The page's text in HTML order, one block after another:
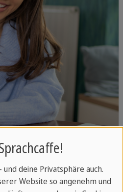
des
des
deine Privatsphäre auch.
Website so angenehm und